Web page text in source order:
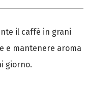
il caffè in grani
e mantenere aroma
giorno.